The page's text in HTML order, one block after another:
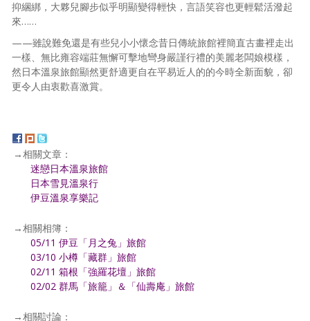
抑綑綁，大夥兒腳步似乎明顯變得輕快，言語笑容也更輕鬆活潑起
來……
——雖說難免還是有些兒小小懷念昔日傳統旅館裡簡直古畫裡走出
一樣、無比雍容端莊無懈可擊地彎身嚴謹行禮的美麗老闆娘模樣，
然日本溫泉旅館顯然更舒適更自在平易近人的的今時全新面貌，卻
更令人由衷歡喜激賞。
→相關文章：
迷戀日本溫泉旅館
日本雪見溫泉行
伊豆溫泉享樂記
→相關相簿：
05/11 伊豆「月之兔」旅館
03/10 小樽「藏群」旅館
02/11 箱根「強羅花壇」旅館
02/02 群馬「旅籠」＆「仙壽庵」旅館
→相關討論：